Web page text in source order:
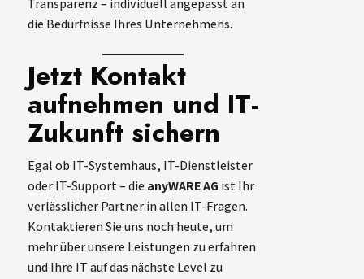
Transparenz – individuell angepasst an
die Bedürfnisse Ihres Unternehmens.
Jetzt Kontakt
aufnehmen und IT-
Zukunft sichern
Egal ob IT-Systemhaus, IT-Dienstleister
oder IT-Support – die anyWARE AG ist Ihr
verlässlicher Partner in allen IT-Fragen.
Kontaktieren Sie uns noch heute, um
mehr über unsere Leistungen zu erfahren
und Ihre IT auf das nächste Level zu